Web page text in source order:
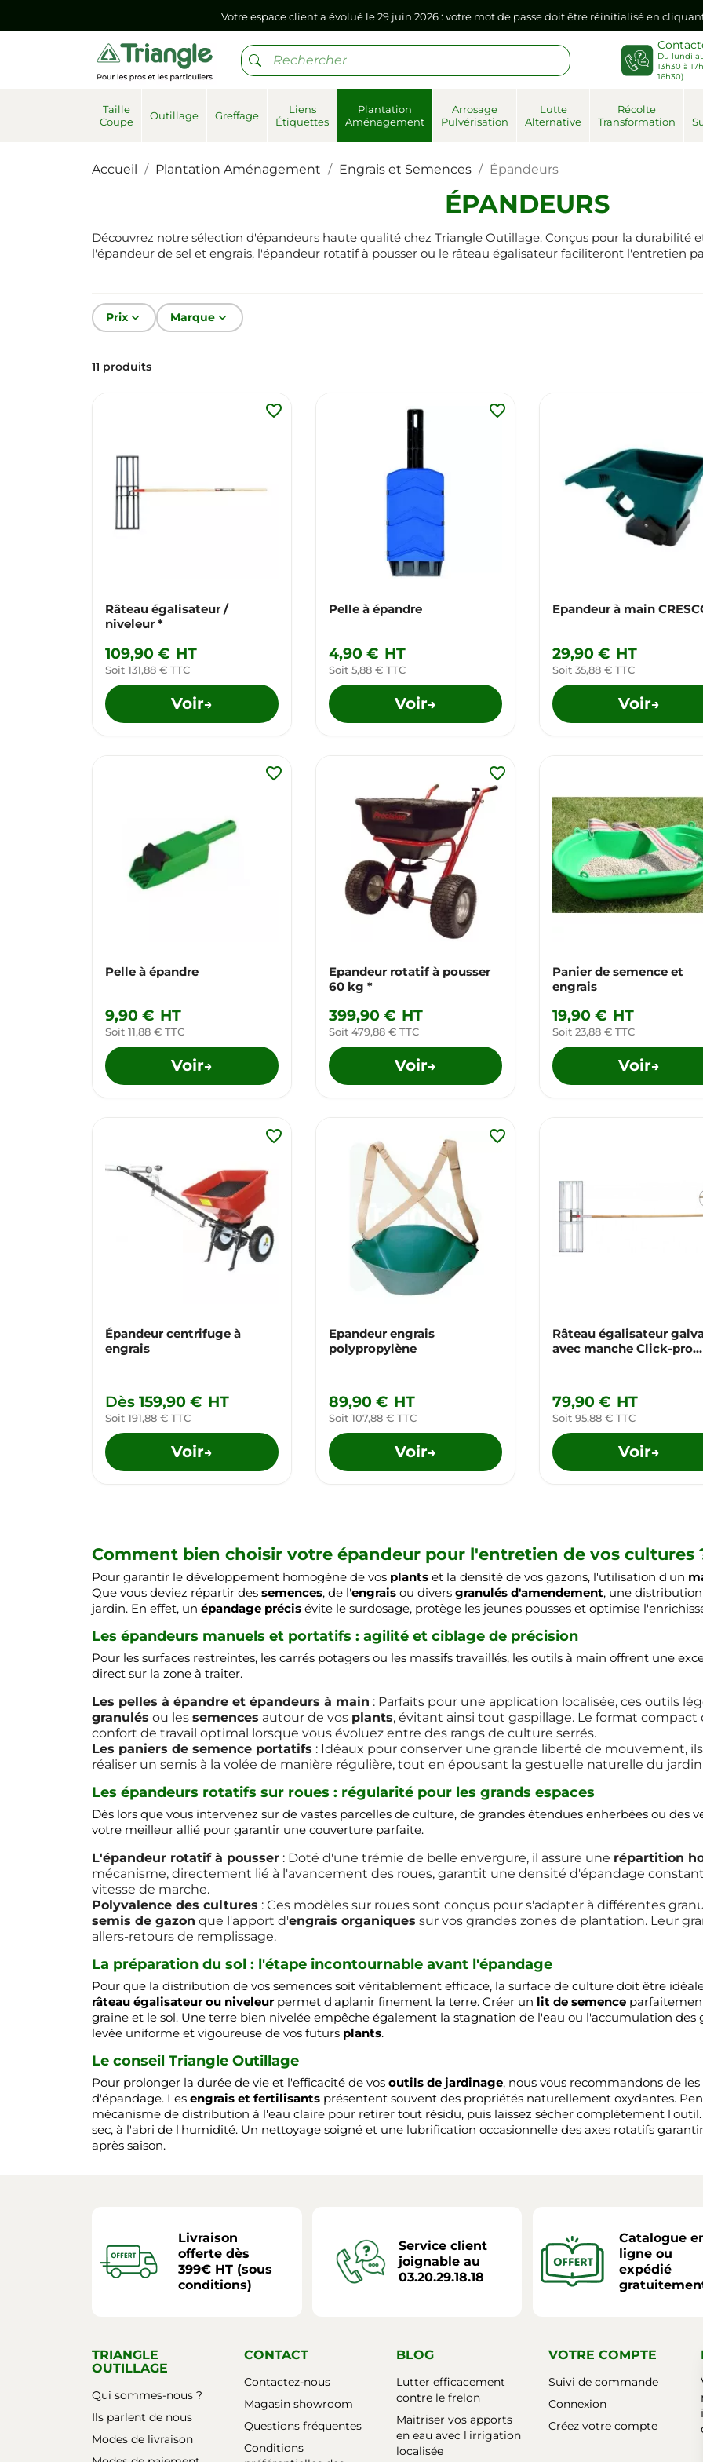
Votre espace client a évolué le 29 juin 2026 : votre mot de passe doit être réinitialisé en
Si vous aviez mémorisé votre précédent mot de passe dans votre navigateur internet, il doit être réenregistré à la
Votre espace client a évolué le 29 juin 2026 : votre mot de passe doit être réinitialisé en
Du lundi
13h30 à
16h30)
Taille
Coupe
Outillage Greffage
Liens
Étiquettes
Plantation
Aménagement
Arrosage
Pulvérisation
Lutte
Alternative
Récolte
Transformation
Accueil Plantation Aménagement Engrais et Semences Épandeurs
ÉPANDEURS
Découvrez notre sélection d'épandeurs haute qualité chez Triangle Outillage. Conçus pour la durabilité
l'épandeur de sel et engrais, l'épandeur rotatif à pousser ou le râteau égalisateur faciliteront l'entretien
Prixkeyboard_arrow_down Marquekeyboard_arrow_down
11 produits
Râteau égalisateur /
niveleur *
109,90 € HT
Soit 131,88 € TTC
Voir→
favorite_border
Pelle à épandre
4,90 € HT
Soit 5,88 € TTC
Voir→
favorite_border
Epandeur à main
29,90 € HT
Soit 35,88 € TTC
Voir→
Pelle à épandre
9,90 € HT
Soit 11,88 € TTC
Voir→
favorite_border
Epandeur rotatif à pousser
60 kg *
399,90 € HT
Soit 479,88 € TTC
Voir→
favorite_border
Panier de semence et
engrais
19,90 € HT
Soit 23,88 € TTC
Voir→
Épandeur centrifuge à
engrais
Dès 159,90 € HT
Soit 191,88 € TTC
Voir→
favorite_border
Epandeur engrais
polypropylène
89,90 € HT
Soit 107,88 € TTC
Voir→
favorite_border
Râteau égalisateur
avec manche Click-pro
79,90 € HT
Soit 95,88 € TTC
Voir→
Comment bien choisir votre épandeur pour l'entretien de vos cultures
Pour garantir le développement homogène de vos plants et la densité de vos gazons, l'utilisation d'un
Que vous deviez répartir des semences, de l'engrais ou divers granulés d'amendement, une
jardin. En effet, un épandage précis évite le surdosage, protège les jeunes pousses et optimise
Les épandeurs manuels et portatifs : agilité et ciblage de précision
Pour les surfaces restreintes, les carrés potagers ou les massifs travaillés, les outils à main offrent une
direct sur la zone à traiter.
Les pelles à épandre et épandeurs à main : Parfaits pour une application localisée, ces outils
granulés ou les semences autour de vos plants, évitant ainsi tout gaspillage. Le format
confort de travail optimal lorsque vous évoluez entre des rangs de culture serrés.
Les paniers de semence portatifs : Idéaux pour conserver une grande liberté de mouvement,
réaliser un semis à la volée de manière régulière, tout en épousant la gestuelle naturelle du
Les épandeurs rotatifs sur roues : régularité pour les grands espaces
Dès lors que vous intervenez sur de vastes parcelles de culture, de grandes étendues enherbées ou des
votre meilleur allié pour garantir une couverture parfaite.
L'épandeur rotatif à pousser : Doté d'une trémie de belle envergure, il assure une répartition
mécanisme, directement lié à l'avancement des roues, garantit une densité d'épandage
vitesse de marche.
Polyvalence des cultures : Ces modèles sur roues sont conçus pour s'adapter à différentes
semis de gazon que l'apport d'engrais organiques sur vos grandes zones de plantation. Leur
allers-retours de remplissage.
La préparation du sol : l'étape incontournable avant l'épandage
Pour que la distribution de vos semences soit véritablement efficace, la surface de culture doit être
râteau égalisateur ou niveleurpermet d'aplanir finement la terre. Créer un lit de semence
graine et le sol. Une terre bien nivelée empêche également la stagnation de l'eau ou l'accumulation des
levée uniforme et vigoureuse de vos futurs plants.
Le conseil Triangle Outillage
Pour prolonger la durée de vie et l'efficacité de vos outils de jardinage, nous vous recommandons de
d'épandage. Les engrais et fertilisants présentent souvent des propriétés naturellement oxydantes.
mécanisme de distribution à l'eau claire pour retirer tout résidu, puis laissez sécher complètement
sec, à l'abri de l'humidité. Un nettoyage soigné et une lubrification occasionnelle des axes rotatifs
après saison.
Livraison
offerte dès
399€ HT (sous
conditions)
Service client
joignable au
03.20.29.18.18
Catalogue
ligne ou
expédié
TRIANGLE
OUTILLAGE
Qui sommes-nous ?
Ils parlent de nous
Modes de livraison
CONTACT
Contactez-nous
Magasin showroom
Questions fréquentes
Conditions
BLOG
Lutter efficacement
contre le frelon
Maitriser vos apports
en eau avec l'irrigation
localisée
VOTRE COMPTE
Suivi de commande
Connexion
Créez votre compte